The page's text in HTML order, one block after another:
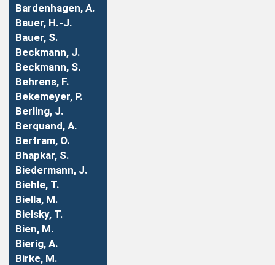
Bardenhagen, A.
Bauer, H.-J.
Bauer, S.
Beckmann, J.
Beckmann, S.
Behrens, F.
Bekemeyer, P.
Berling, J.
Berquand, A.
Bertram, O.
Bhapkar, S.
Biedermann, J.
Biehle, T.
Biella, M.
Bielsky, T.
Bien, M.
Bierig, A.
Birke, M.